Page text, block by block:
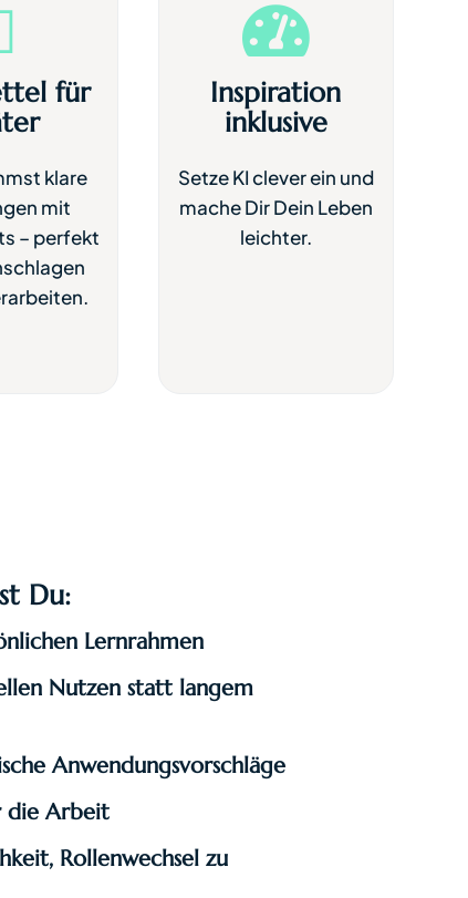
für
klare
mit
– perfekt

Inspiration
inklusive
Setze KI clever ein und
mache Dir Dein Leben
leichter.
Du:
Lernrahmen
Nutzen statt langem
Anwendungsvorschläge
die Arbeit
Rollenwechsel zu